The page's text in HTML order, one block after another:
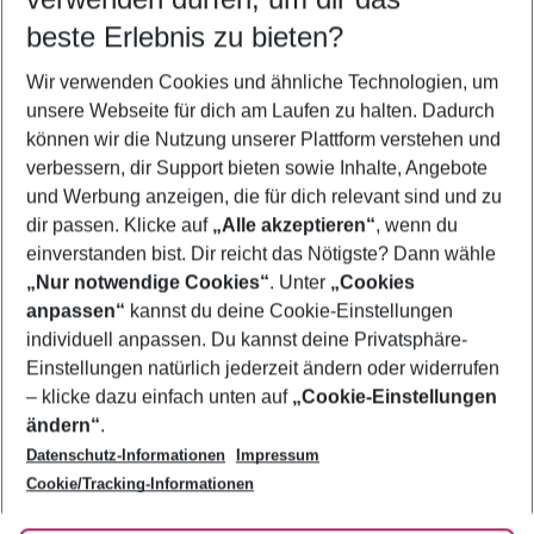
5-8 Nächte
2 Erwachsene Keine Kinder
Mehr Filter anzeigen
Footer
Footer navigation
Über uns
AGB
Bestpreisgarantie
Cookie-Einstellungen ändern
Cookie-Richtlinie
Agenturbetreuung
Barrierefreies Reisen
Folge uns
beste Erlebnis zu bieten?
Wir verwenden Cookies und ähnliche Technologien, um
unsere Webseite für dich am Laufen zu halten. Dadurch
können wir die Nutzung unserer Plattform verstehen und
verbessern, dir Support bieten sowie Inhalte, Angebote
und Werbung anzeigen, die für dich relevant sind und zu
dir passen. Klicke auf „Alle akzeptieren“, wenn du
einverstanden bist. Dir reicht das Nötigste? Dann wähle
„Nur notwendige Cookies“. Unter „Cookies
anpassen“ kannst du deine Cookie-Einstellungen
individuell anpassen. Du kannst deine Privatsphäre-
Einstellungen natürlich jederzeit ändern oder widerrufen
– klicke dazu einfach unten auf „Cookie-Einstellungen
ändern“.
Datenschutz-Informationen
Impressum
Cookie/Tracking-Informationen